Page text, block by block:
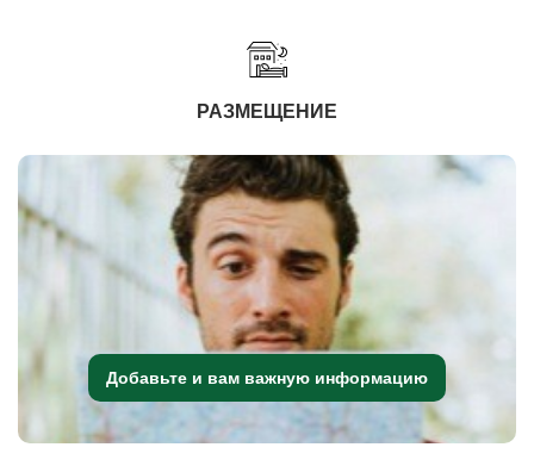
РАЗМЕЩЕНИЕ
Добавьте и вам важную информацию